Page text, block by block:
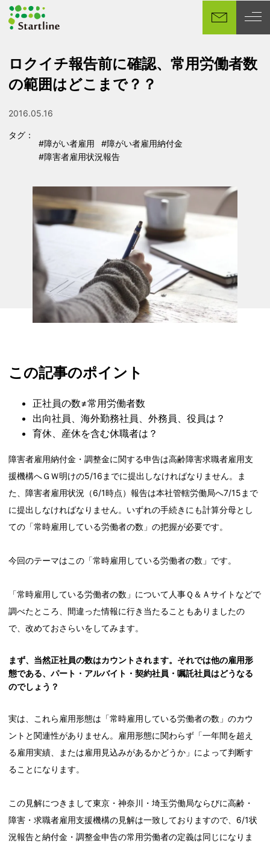
イ
ロクイチ報告前に確認、常用労働者数
の範囲はどこまで？？
投稿日
2016.05.16
タグ：
タグ
#障がい者雇用
タグ
#障がい者雇用納付金
タグ
#障害者雇用状況報告
この記事のポイント
正社員の数≠常用労働者数
出向社員、海外勤務社員、外務員、役員は？
育休、産休を含む休職者は？
障害者雇用納付金・調整金に関する申告は高齢障害求職者雇用支
援機構へＧＷ明けの5/16までに提出しなければなりません。ま
た、障害者雇用状況（6/1時点）報告は本社管轄労働局へ7/15まで
に提出しなければなりません。いずれの手続きにも計算分母とし
ての「常時雇用している労働者の数」の把握が必要です。
今回のテーマはこの「常時雇用している労働者の数」です。
「常時雇用している労働者の数」について人事Ｑ＆Ａサイトなどで
調べたところ、間違った情報に行き当たることもありましたの
で、改めておさらいをしてみます。
まず、当然正社員の数はカウントされます。それでは他の雇用形
態である、パート・アルバイト・契約社員・嘱託社員はどうなる
のでしょう？
実は、これら雇用形態は「常時雇用している労働者の数」のカウ
ントと関連性がありません。雇用形態に関わらず「一年間を超え
る雇用実績、または雇用見込みがあるかどうか」によって判断す
ることになります。
この見解につきまして東京・神奈川・埼玉労働局ならびに高齢・
障害・求職者雇用支援機構の見解は一致しておりますので、6/1状
況報告と納付金・調整金申告の常用労働者の定義は同じになりま